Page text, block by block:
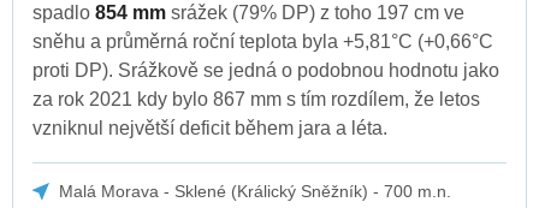
spadlo 854 mm srážek (79% DP) z toho 197 cm ve
sněhu a průměrná roční teplota byla +5,81°C (+0,66°C
proti DP). Srážkově se jedná o podobnou hodnotu jako
za rok 2021 kdy bylo 867 mm s tím rozdílem, že letos
vzniknul největší deficit během jara a léta.
Malá Morava - Sklené (Králický Sněžník) - 700 m.n.